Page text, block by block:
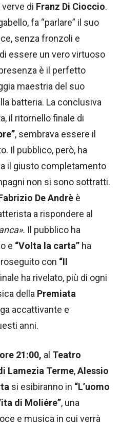
di Franz Di Cioccio.
fa “parlare” il suo
senza fronzoli e
essere un vero virtuoso
è il perfetto
maestria del suo
batteria. La conclusiva
il ritornello finale di
, sembrava essere il
Il pubblico, però, ha
il giusto completamento
non si sono sottratti.
De Andrè è
a rispondere al
Il pubblico ha
e “Volta la carta” ha
con “Il
ha rivelato, più di ogni
della Premiata
accattivante e
anni.
21:00, al Teatro
Lamezia Terme,Alessio
si esibiranno in “L’uomo
di Moliére”, una
e musica in cui verrà